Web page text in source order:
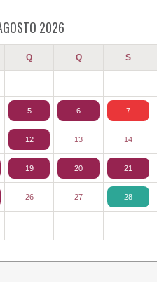
2026
Q Q S
5 6 7
12 13 14
19 20 21
26 27 28